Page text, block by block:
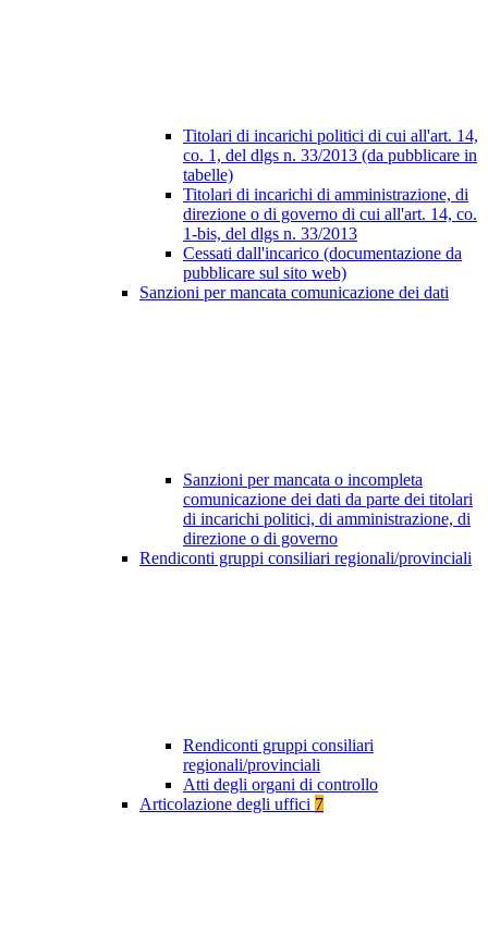
Titolari di incarichi politici di cui all'art. 14,
co. 1, del dlgs n. 33/2013 (da pubblicare in
tabelle)
Titolari di incarichi di amministrazione, di
direzione o di governo di cui all'art. 14, co.
1-bis, del dlgs n. 33/2013
Cessati dall'incarico (documentazione da
pubblicare sul sito web)
Sanzioni per mancata comunicazione dei dati
Sanzioni per mancata o incompleta
comunicazione dei dati da parte dei titolari
di incarichi politici, di amministrazione, di
direzione o di governo
Rendiconti gruppi consiliari regionali/provinciali
Rendiconti gruppi consiliari
regionali/provinciali
Atti degli organi di controllo
Articolazione degli uffici 7